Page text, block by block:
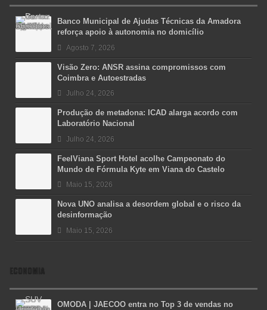
Banco Municipal de Ajudas Técnicas da Amadora
reforça apoio à autonomia no domicílio
Agosto 7, 2026
Visão Zero: ANSR assina compromissos com
Coimbra e Autoestradas
Julho 24, 2026
Produção de metadona: ICAD alarga acordo com
Laboratório Nacional
Julho 24, 2026
FeelViana Sport Hotel acolhe Campeonato do
Mundo de Fórmula Kyte em Viana do Castelo
Maio 15, 2026
Nova UNO analisa a desordem global e o risco da
desinformação
Maio 15, 2026
ECONOMIA
OMODA | JAECOO entra no Top 3 de vendas no